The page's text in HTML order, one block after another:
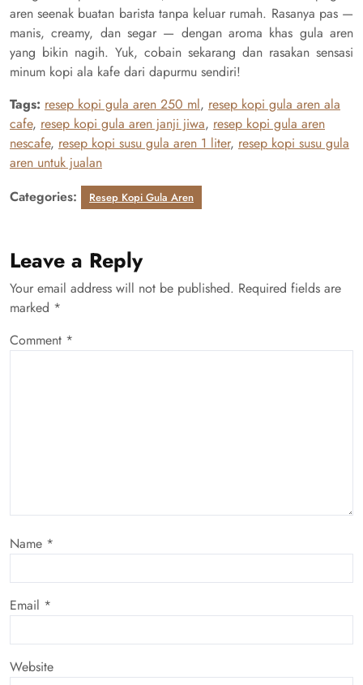
aren seenak buatan barista tanpa keluar rumah. Rasanya pas —
manis, creamy, dan segar — dengan aroma khas gula aren
yang bikin nagih. Yuk, cobain sekarang dan rasakan sensasi
minum kopi ala kafe dari dapurmu sendiri!
Tags: resep kopi gula aren 250 ml, resep kopi gula aren ala
cafe, resep kopi gula aren janji jiwa, resep kopi gula aren
nescafe, resep kopi susu gula aren 1 liter, resep kopi susu gula
aren untuk jualan
Categories:
Resep Kopi Gula Aren
Leave a Reply
Your email address will not be published. Required fields are
marked *
Comment *
Name *
Email *
Website